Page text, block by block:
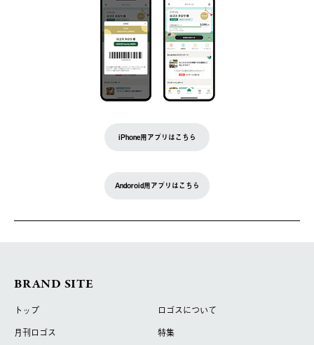
iPhone用アプリはこちら
Andoroid用アプリはこちら
BRAND SITE
トップ
ロゴスについて
月刊ロゴス
特集